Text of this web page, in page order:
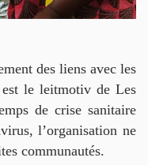
des liens avec les
est le leitmotiv de Les
de crise sanitaire
l’organisation ne
communautés.